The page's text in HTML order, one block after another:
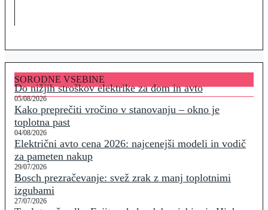
SORODNE VSEBINE
Do nižjih stroškov elektrike za dom in avto
05/08/2026
Kako preprečiti vročino v stanovanju – okno je
toplotna past
04/08/2026
Električni avto cena 2026: najcenejši modeli in vodič
za pameten nakup
29/07/2026
Bosch prezračevanje: svež zrak z manj toplotnimi
izgubami
27/07/2026